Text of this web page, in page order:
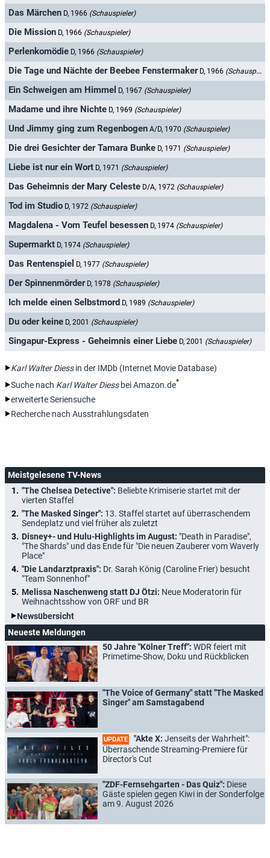
Das Märchen D, 1966 (Schauspieler)
Die Mission D, 1966 (Schauspieler)
Perlenkomödie D, 1966 (Schauspieler)
Die Tage und Nächte der Beebee Fenstermaker D, 1966 (Schauspieler)
Ein Schweigen am Himmel D, 1967 (Schauspieler)
Madame und ihre Nichte D, 1969 (Schauspieler)
Und Jimmy ging zum Regenbogen A/D, 1970 (Schauspieler)
Die drei Gesichter der Tamara Bunke D, 1971 (Schauspieler)
Liebe ist nur ein Wort D, 1971 (Schauspieler)
Das Geheimnis der Mary Celeste D/A, 1972 (Schauspieler)
Tod im Studio D, 1972 (Schauspieler)
Magdalena - Vom Teufel besessen D, 1974 (Schauspieler)
Supermarkt D, 1974 (Schauspieler)
Das Rentenspiel D, 1977 (Schauspieler)
Der Spinnenmörder D, 1978 (Schauspieler)
Ich melde einen Selbstmord D, 1989 (Schauspieler)
Du oder keine D, 2001 (Schauspieler)
Singapur-Express - Geheimnis einer Liebe D, 2001 (Schauspieler)
Karl Walter Diessin der IMDb (Internet Movie Database)
Suche nach Karl Walter Diessbei Amazon.de*
erweiterte Seriensuche
Recherche nach Ausstrahlungsdaten
Meistgelesene TV-News
"The Chelsea Detective": Beliebte Krimiserie startet mit der
vierten Staffel
"The Masked Singer": 13. Staffel startet auf überraschendem
Sendeplatz und viel früher als zuletzt
Disney+- und Hulu-Highlights im August: "Death in Paradise",
"The Shards" und das Ende für "Die neuen Zauberer vom Waverly
Place"
"Die Landarztpraxis": Dr. Sarah König (Caroline Frier) besucht
"Team Sonnenhof"
Melissa Naschenweng statt DJ Ötzi: Neue Moderatorin für
Weihnachtsshow von ORF und BR
Newsübersicht
Neueste Meldungen
50 Jahre "Kölner Treff": WDR feiert mit
Primetime-Show, Doku und Rückblicken
"The Voice of Germany" statt "The Masked
Singer" am Samstagabend
UPDATE "Akte X: Jenseits der Wahrheit":
Überraschende Streaming-Premiere für
Director's Cut
"ZDF-Fernsehgarten - Das Quiz": Diese
Gäste spielen gegen Kiwi in der Sonderfolge
am 9. August 2026